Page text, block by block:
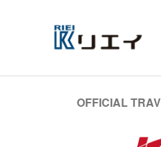
OFFICIAL